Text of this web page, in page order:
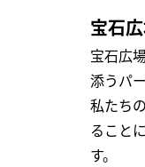
宝石
宝石広
添うパ
私たち
ること
す。